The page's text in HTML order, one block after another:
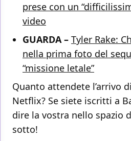
prese con un
video
GUARDA – Tyler Rake:
nella prima foto del
“missione letale”
Quanto attendete l’arrivo di
Netflix? Se siete iscritti a
dire la vostra nello spazio
sotto!